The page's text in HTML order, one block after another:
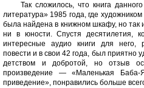
Так сложилось, что книга
литература» 1985 года, где
была найдена в книжном шкафу, но так
ни в юности. Спустя десятилетия,
интересные аудио книги для него,
повести и в свои 42 года, был приятно
детством и добротой, но отзыв
произведение — «Маленькая Баба-
приведение», понравились больше